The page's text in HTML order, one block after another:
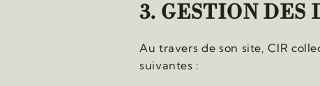
3. GESTION DES
Au travers de son site, CIR
suivantes :